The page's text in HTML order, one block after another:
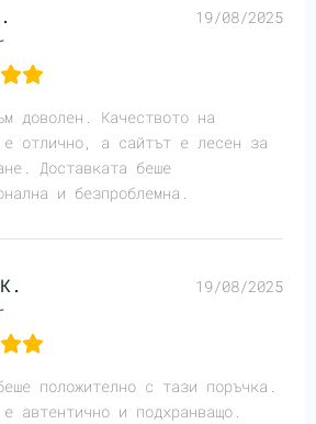
19/08/2025
доволен. Качеството на
е отлично, а сайтът е лесен за
Доставката беше
и безпроблемна.
19/08/2025
положително с тази поръчка.
автентично и подхранващо.